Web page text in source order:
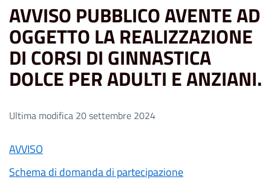
AVVISO PUBBLICO AVENTE AD
OGGETTO LA REALIZZAZIONE
DI CORSI DI GINNASTICA
DOLCE PER ADULTI E ANZIANI.
Ultima modifica 20 settembre 2024
AVVISO
Schema di domanda di partecipazione